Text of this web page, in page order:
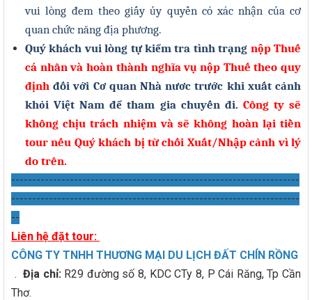
vui lòng đem theo giấy ủy quyền có xác nhận của cơ
quan chức năng địa phương.
Quý khách vui lòng tự kiểm tra tình trạng nộp Thuế
cá nhân và hoàn thành nghĩa vụ nộp Thuế theo quy
địnhđối với Cơ quan Nhà nươc trước khi xuất cảnh
khỏi Việt Nam để tham gia chuyến đi. Công ty sẽ
không chịu trách nhiệm và sẽ không hoàn lại tiền
tour nếu Quý khách bị từ chối Xuất/Nhập cảnh vì lý
do trên.
---------------------------------------------------------------------
---------------------------------------------------------------------
--
Liên hệ đặt tour:
CÔNG TY TNHH THƯƠNG MẠI DU LỊCH ĐẤT CHÍN RỒNG
. Địa chỉ:R29 đường số 8, KDC CTy 8, P Cái Răng, Tp Cần
Thơ.